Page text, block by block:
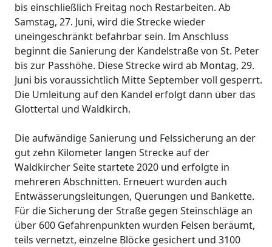
bis einschließlich Freitag noch Restarbeiten. Ab
Samstag, 27. Juni, wird die Strecke wieder
uneingeschränkt befahrbar sein. Im Anschluss
beginnt die Sanierung der Kandelstraße von St. Peter
bis zur Passhöhe. Diese Strecke wird ab Montag, 29.
Juni bis voraussichtlich Mitte September voll gesperrt.
Die Umleitung auf den Kandel erfolgt dann über das
Glottertal und Waldkirch.
Die aufwändige Sanierung und Felssicherung an der
gut zehn Kilometer langen Strecke auf der
Waldkircher Seite startete 2020 und erfolgte in
mehreren Abschnitten. Erneuert wurden auch
Entwässerungsleitungen, Querungen und Bankette.
Für die Sicherung der Straße gegen Steinschläge an
über 600 Gefahrenpunkten wurden Felsen beräumt,
teils vernetzt, einzelne Blöcke gesichert und 3100